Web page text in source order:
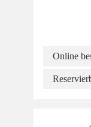
Online